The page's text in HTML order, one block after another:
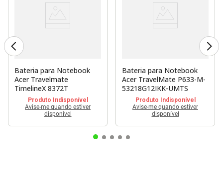
Bateria para Notebook
Acer Travelmate
TimelineX 8372T
Produto Indisponível
Avise-me quando estiver
disponível
Bateria para Notebook
Acer TravelMate P633-M-
53218G12IKK-UMTS
Produto Indisponível
Avise-me quando estiver
disponível